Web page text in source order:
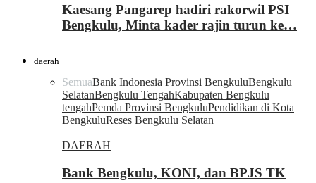
Kaesang Pangarep hadiri rakorwil PSI
Bengkulu, Minta kader rajin turun ke…
daerah
SemuaBank Indonesia Provinsi BengkuluBengkulu
SelatanBengkulu TengahKabupaten Bengkulu
tengahPemda Provinsi BengkuluPendidikan di Kota
BengkuluReses Bengkulu Selatan
DAERAH
Bank Bengkulu, KONI, dan BPJS TK